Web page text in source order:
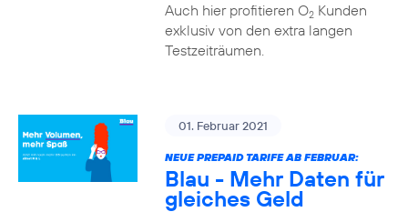
Auch hier profitieren O2Kunden
exklusiv von den extra langen
Testzeiträumen.
01. Februar 2021
NEUE PREPAID TARIFE AB FEBRUAR:
Blau - Mehr Daten für
gleiches Geld